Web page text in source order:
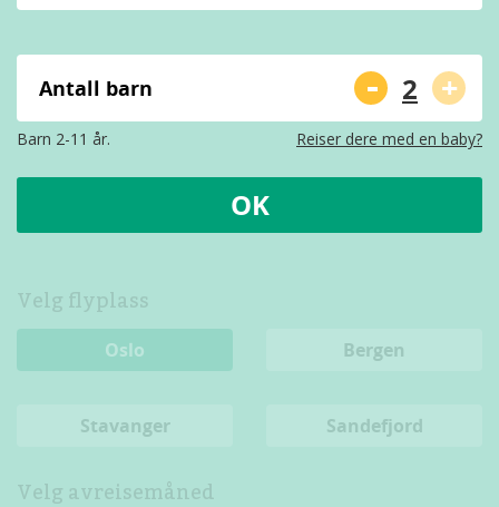
Antall barn - +
Barn 2-11 år. Reiser dere med en baby?
OK
Velg flyplass
Oslo Bergen
Stavanger Sandefjord
Velg avreisemåned